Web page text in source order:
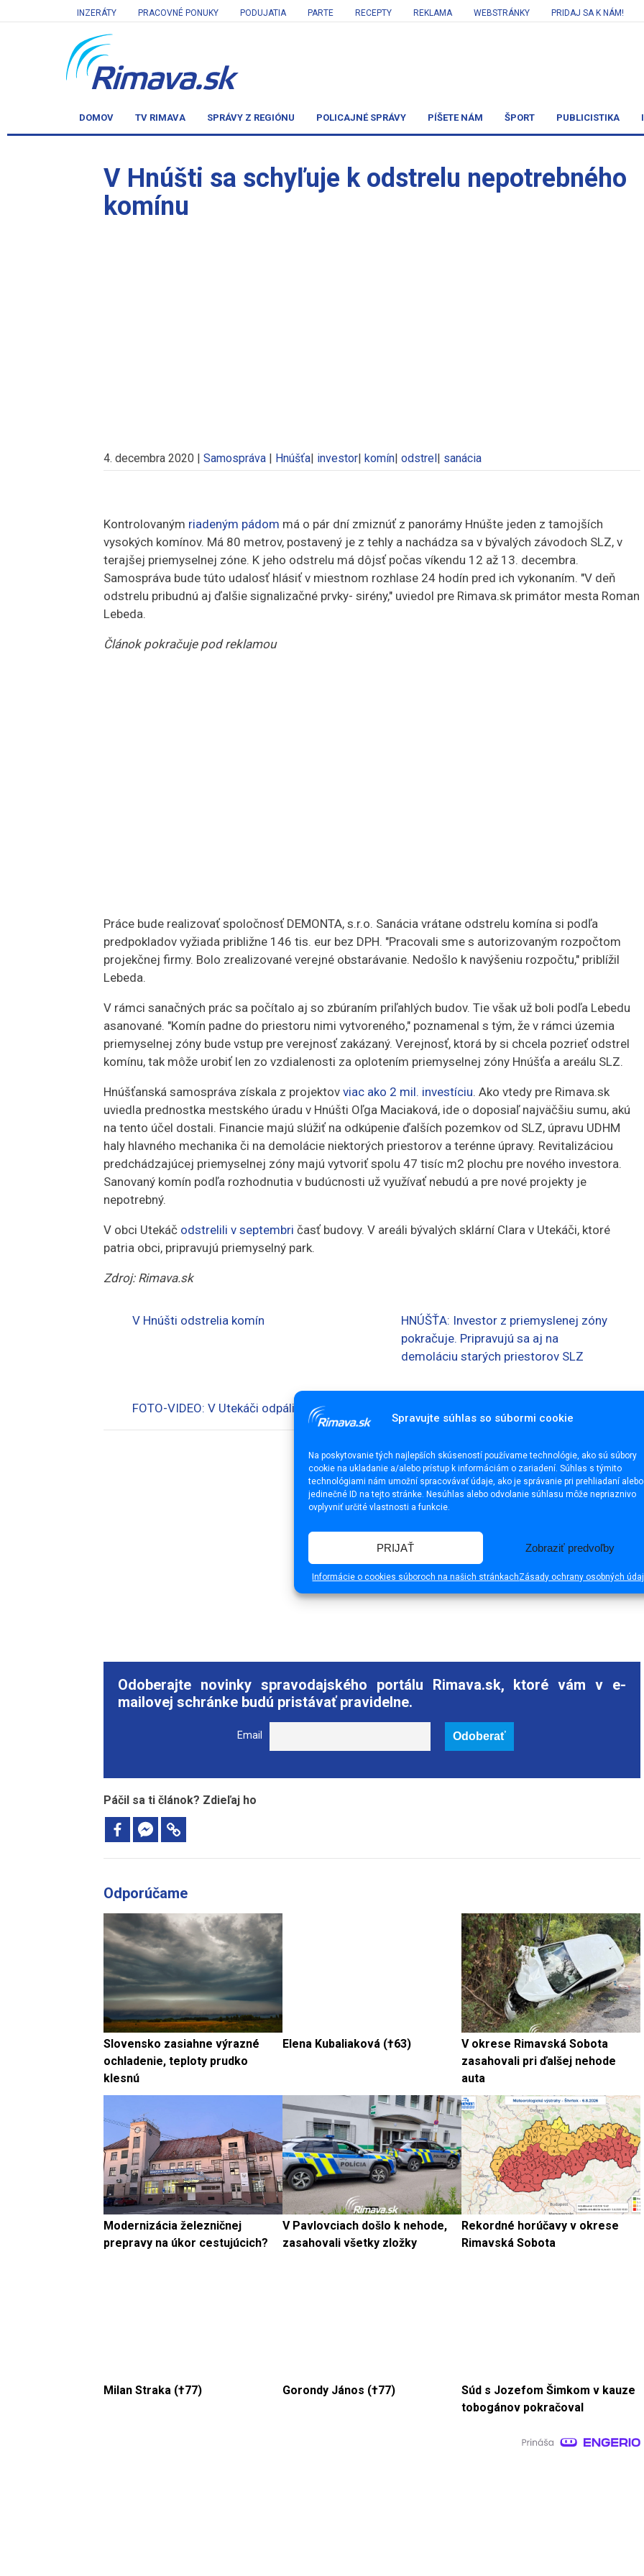
Spravujte súhlas so súbormi cookie
Na poskytovanie tých najlepších skúseností používame technológie, ako sú súbory
cookie na ukladanie a/alebo prístup k informáciám o zariadení. Súhlas s týmito
technológiami nám umožní spracovávať údaje, ako je správanie pri prehliadaní alebo
jedinečné ID na tejto stránke. Nesúhlas alebo odvolanie súhlasu môže nepriaznivo
ovplyvniť určité vlastnosti a funkcie.
PRIJAŤ Zobraziť predvoľby
Informácie o cookies súboroch na našich stránkachZásady ochrany osobných
INZERÁTY PRACOVNÉ PONUKY PODUJATIA PARTE RECEPTY REKLAMA WEBSTRÁNKY PRIDAJ SA K NÁM!
DOMOV TV RIMAVA SPRÁVY Z REGIÓNU POLICAJNÉ SPRÁVY PÍŠETE NÁM ŠPORT PUBLICISTIKA
V Hnúšti sa schyľuje k odstrelu nepotrebného
komínu
4. decembra 2020 | Samospráva| Hnúšťa| investor| komín| odstrel| sanácia
Kontrolovaným riadeným pádom má o pár dní zmiznúť z panorámy Hnúšte jeden z tamojších
vysokých komínov. Má 80 metrov, postavený je z tehly a nachádza sa v bývalých závodoch SLZ, v
terajšej priemyselnej zóne. K jeho odstrelu má dôjsť počas víkendu 12 až 13. decembra.
Samospráva bude túto udalosť hlásiť v miestnom rozhlase 24 hodín pred ich vykonaním. "V deň
odstrelu pribudnú aj ďalšie signalizačné prvky- sirény," uviedol pre Rimava.sk primátor mesta Roman
Lebeda.
Článok pokračuje pod reklamou
Práce bude realizovať spoločnosť DEMONTA, s.r.o. Sanácia vrátane odstrelu komína si podľa
predpokladov vyžiada približne 146 tis. eur bez DPH. "Pracovali sme s autorizovaným rozpočtom
projekčnej firmy. Bolo zrealizované verejné obstarávanie. Nedošlo k navýšeniu rozpočtu," priblížil
Lebeda.
V rámci sanačných prác sa počítalo aj so zbúraním priľahlých budov. Tie však už boli podľa Lebedu
asanované. "Komín padne do priestoru nimi vytvoreného," poznamenal s tým, že v rámci územia
priemyselnej zóny bude vstup pre verejnosť zakázaný. Verejnosť, ktorá by si chcela pozrieť odstrel
komínu, tak môže urobiť len zo vzdialenosti za oplotením priemyselnej zóny Hnúšťa a areálu SLZ.
Hnúšťanská samospráva získala z projektov viac ako 2 mil. investíciu. Ako vtedy pre Rimava.sk
uviedla prednostka mestského úradu v Hnúšti Oľga Maciaková, ide o doposiaľ najväčšiu sumu, akú
na tento účel dostali. Financie majú slúžiť na odkúpenie ďalších pozemkov od SLZ, úpravu UDHM
haly hlavného mechanika či na demolácie niektorých priestorov a terénne úpravy. Revitalizáciou
predchádzajúcej priemyselnej zóny majú vytvoriť spolu 47 tisíc m2 plochu pre nového investora.
Sanovaný komín podľa rozhodnutia v budúcnosti už využívať nebudú a pre nové projekty je
nepotrebný.
V obci Utekáč odstrelili v septembri časť budovy. V areáli bývalých sklární Clara v Utekáči, ktoré
patria obci, pripravujú priemyselný park.
Zdroj: Rimava.sk
V Hnúšti odstrelia komín
HNÚŠŤA: Investor z priemyslenej zóny
pokračuje. Pripravujú sa aj na
demoláciu starých priestorov SLZ
FOTO-VIDEO: V Utekáči odpálili časť sklární, vzniká tam priemyselný park
Odoberajte novinky spravodajského portálu Rimava.sk, ktoré vám v e-
mailovej schránke budú pristávať pravidelne.
Email
Páčil sa ti článok? Zdieľaj ho
Odporúčame
Slovensko zasiahne výrazné
ochladenie, teploty prudko
klesnú
Elena Kubaliaková (†63)
V okrese Rimavská Sobota
zasahovali pri ďalšej nehode
auta
Modernizácia železničnej
prepravy na úkor cestujúcich?
V Pavlovciach došlo k nehode,
zasahovali všetky zložky
Rekordné horúčavy v okrese
Rimavská Sobota
Milan Straka (†77) Gorondy János (†77)
Súd s Jozefom Šimkom v kauze
tobogánov pokračoval